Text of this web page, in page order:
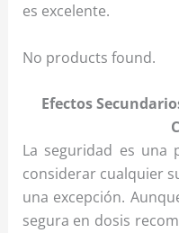
es excelente.
No products found.
Efectos
La seguridad es una
considerar cualquier
una excepción.
segura en dosis